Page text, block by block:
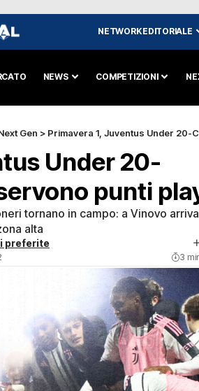
NETWORK EDITORIALE
NEWS COMPETIZIONI
Gen > Primavera 1, Juventus Under 20-Cagliari: a Vinovo servono
Under 20-
punti
tornano in campo: a Vinovo
alta
preferite
3